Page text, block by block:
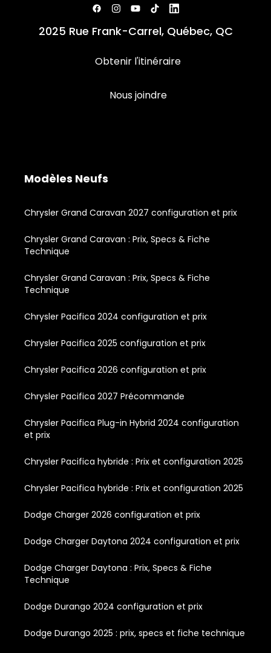
2025 Rue Frank-Carrel, Québec, QC
Obtenir l'itinéraire
Nous joindre
Modèles Neufs
Chrysler Grand Caravan 2027 configuration et prix
Chrysler Grand Caravan : Prix, Specs & Fiche
Technique
Chrysler Grand Caravan : Prix, Specs & Fiche
Technique
Chrysler Pacifica 2024 configuration et prix
Chrysler Pacifica 2025 configuration et prix
Chrysler Pacifica 2026 configuration et prix
Chrysler Pacifica 2027 Précommande
Chrysler Pacifica Plug-in Hybrid 2024 configuration
et prix
Chrysler Pacifica hybride : Prix et configuration 2025
Chrysler Pacifica hybride : Prix et configuration 2025
Dodge Charger 2026 configuration et prix
Dodge Charger Daytona 2024 configuration et prix
Dodge Charger Daytona : Prix, Specs & Fiche
Technique
Dodge Durango 2024 configuration et prix
Dodge Durango 2025 : prix, specs et fiche technique